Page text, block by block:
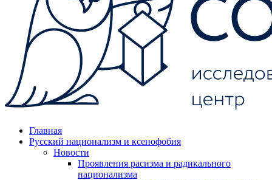
Главная
Русский национализм и ксенофобия
Новости
Проявления расизма и радикального
национализма